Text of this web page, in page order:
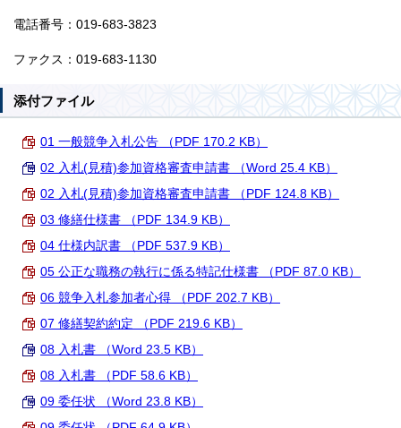
電話番号：019-683-3823
ファクス：019-683-1130
添付ファイル
01 一般競争入札公告 （PDF 170.2 KB）
02 入札(見積)参加資格審査申請書 （Word 25.4 KB）
02 入札(見積)参加資格審査申請書 （PDF 124.8 KB）
03 修繕仕様書 （PDF 134.9 KB）
04 仕様内訳書 （PDF 537.9 KB）
05 公正な職務の執行に係る特記仕様書 （PDF 87.0 KB）
06 競争入札参加者心得 （PDF 202.7 KB）
07 修繕契約約定 （PDF 219.6 KB）
08 入札書 （Word 23.5 KB）
08 入札書 （PDF 58.6 KB）
09 委任状 （Word 23.8 KB）